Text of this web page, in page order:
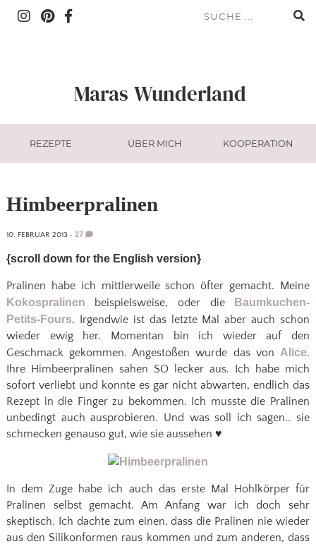
Maras Wunderland
REZEPTE ÜBER MICH KOOPERATION
Himbeerpralinen
10. FEBRUAR 2013• 27
{scroll down for the English version}
Pralinen habe ich mittlerweile schon öfter gemacht. Meine
Kokospralinen beispielsweise, oder die
Baumkuchen-
Petits-Fours. Irgendwie ist das letzte Mal aber auch schon
wieder ewig her. Momentan bin ich wieder auf den
Geschmack gekommen. Angestoßen wurde das vonAlice.
Ihre Himbeerpralinen sahen SO lecker aus. Ich habe mich
sofort verliebt und konnte es gar nicht abwarten, endlich das
Rezept in die Finger zu bekommen. Ich musste die Pralinen
unbedingt auch ausprobieren. Und was soll ich sagen.. sie
schmecken genauso gut, wie sie aussehen ♥
In dem Zuge habe ich auch das erste Mal Hohlkörper für
Pralinen selbst gemacht. Am Anfang war ich doch sehr
skeptisch. Ich dachte zum einen, dass die Pralinen nie wieder
aus den Silikonformen raus kommen und zum anderen, dass